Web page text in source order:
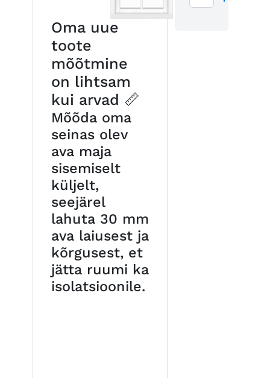
Oma uue
toote
mõõtmine
on lihtsam
kui arvad 📏
Mõõda oma
seinas olev
ava maja
sisemiselt
küljelt,
seejärel
lahuta 30 mm
ava laiusest ja
kõrgusest, et
jätta ruumi ka
isolatsioonile.